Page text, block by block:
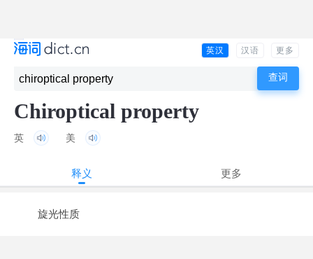
英汉 汉语 更多
Chiroptical property
英 美
释义 更多
旋光性质